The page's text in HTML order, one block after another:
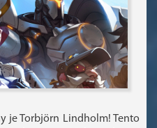
je Torbjörn Lindholm! Tento